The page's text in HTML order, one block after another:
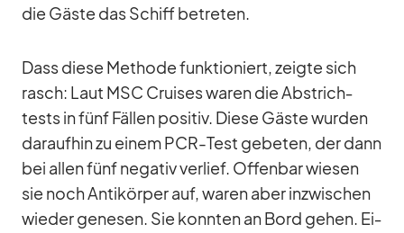
die Gäste das Schiff be­tre­ten.
Dass diese Me­thode funk­tio­niert, zeigte sich
rasch: Laut MSC Crui­ses wa­ren die Ab­strich­
tests in fünf Fäl­len po­si­tiv. Diese Gäste wur­den
dar­auf­hin zu ei­nem PCR-Test ge­be­ten, der dann
bei al­len fünf ne­ga­tiv ver­lief. Of­fen­bar wie­sen
sie noch An­ti­kör­per auf, wa­ren aber in­zwi­schen
wie­der ge­ne­sen. Sie konn­ten an Bord ge­hen. Ei­